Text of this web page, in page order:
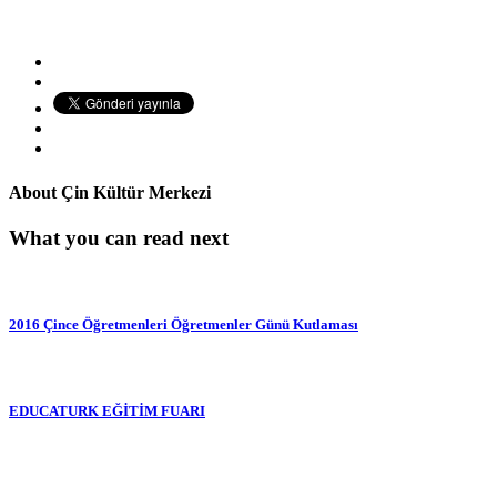
About Çin Kültür Merkezi
What you can read next
2016 Çince Öğretmenleri Öğretmenler Günü Kutlaması
EDUCATURK EĞİTİM FUARI